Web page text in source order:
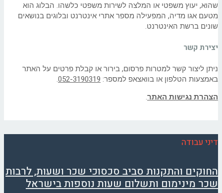
שהוא, יעוץ משפטי או המלצה לשירות משפטי כלשהו. הבלוג הוא
מטעם אגו מדיה, המפעילה מספר אתרי אינטרנט ובלוגים בנושאים
שונים ברשת האינטרנט.
יצירת קשר
ניתן ליצור קשר למטרות פרסום, בירור או קבלת פרטים על האתר
באמצעות הטלפון או בוואצאפ למספר: 052-3190319
.
הצהרת נגישות האתר.
דיני עבודה
החוקים והתקנות סביב סכסוכי שכר ושעות, לרבות
שכר מינימום ותשלום שעות נוספות בישראל